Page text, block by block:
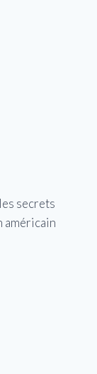
secrets
américain